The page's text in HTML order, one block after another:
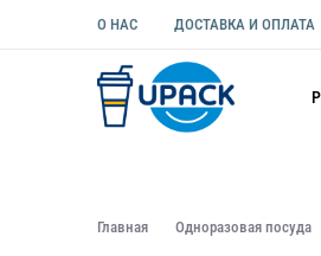
О НАС ДОСТАВКА И ОПЛАТА
Главная Одноразовая посуда